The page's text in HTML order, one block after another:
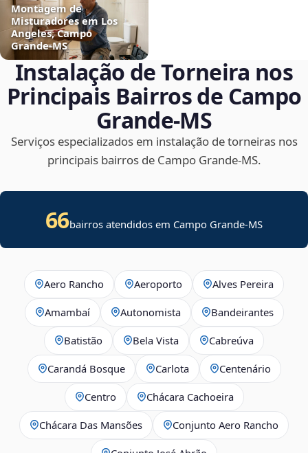
Montagem de
Misturadores em Los
Angeles, Campo
Grande‑MS
Instalação de Torneira nos
Principais Bairros de Campo
Grande‑MS
Serviços especializados em instalação de torneiras nos
principais bairros de Campo Grande‑MS.
66bairros atendidos em Campo Grande-MS
Aero Rancho Aeroporto Alves Pereira
Amambaí Autonomista Bandeirantes
Batistão Bela Vista Cabreúva
Carandá Bosque Carlota Centenário
Centro Chácara Cachoeira
Chácara Das Mansões Conjunto Aero Rancho